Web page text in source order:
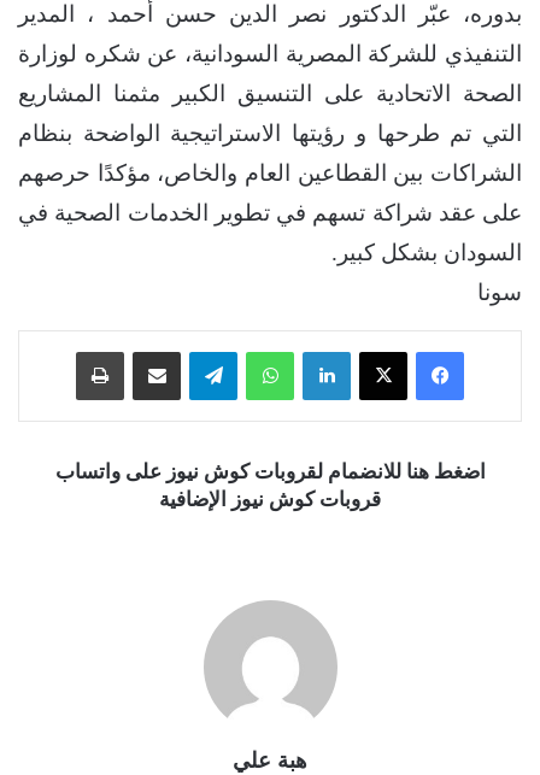
بدوره، عبّر الدكتور نصر الدين حسن أحمد ، المدير
التنفيذي للشركة المصرية السودانية، عن شكره لوزارة
الصحة الاتحادية على التنسيق الكبير مثمنا المشاريع
التي تم طرحها و رؤيتها الاستراتيجية الواضحة بنظام
الشراكات بين القطاعين العام والخاص، مؤكدًا حرصهم
على عقد شراكة تسهم في تطوير الخدمات الصحية في
السودان بشكل كبير.
سونا
فيسبوك ‫X لينكدإن واتساب تيلقرام
اضغط هنا للانضمام لقروبات كوش نيوز على واتساب
قروبات كوش نيوز الإضافية
هبة علي